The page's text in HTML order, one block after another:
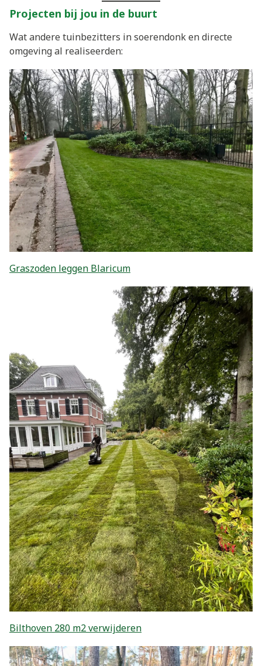
Projecten bij jou in de buurt
Wat andere tuinbezitters in soerendonk en directe
omgeving al realiseerden:
Graszoden leggen Blaricum
Bilthoven 280 m2 verwijderen